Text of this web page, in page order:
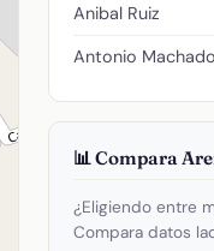
Anibal Ruiz
Antonio Machado
📊 Compara
¿Eligiendo entre
Compara datos